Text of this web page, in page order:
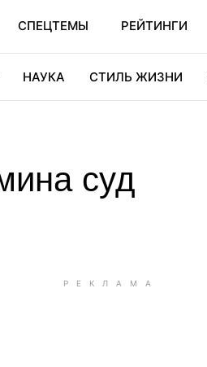
СПЕЦТЕМЫ РЕЙТИНГИ
НАУКА СТИЛЬ ЖИЗНИ
суд